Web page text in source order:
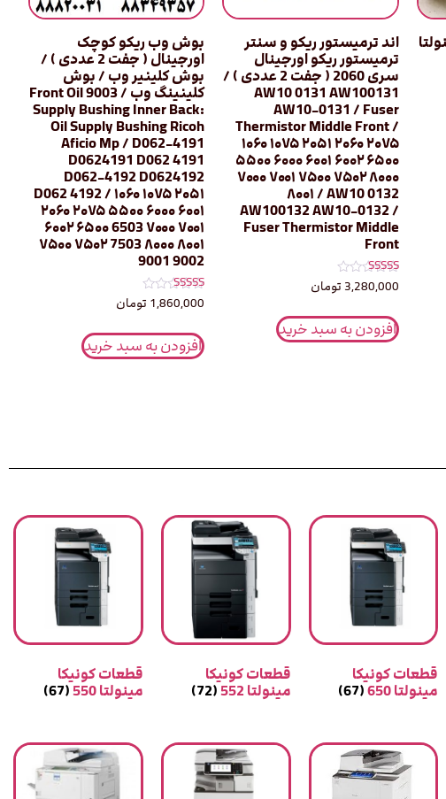
اند ترمیستور ریکو و سنتر
ترمیستور ریکو اورجینال
سری 2060 ( جفت 2 عددی ) /
AW10 0131 AW100131
AW10-0131 / Fuser
Thermistor Middle Front /
۱۰۶۰ ۱۰۷۵ ۲۰۵۱ ۲۰۶۰ ۲۰۷۵
۵۵۰۰ ۶۰۰۰ ۶۰۰۱ ۶۰۰۲ ۶۵۰۰
۷۰۰۰ ۷۰۰۱ ۷۵۰۰ ۷۵۰۲ ۸۰۰۰
۸۰۰۱ / AW10 0132
AW100132 AW10-0132 /
Fuser Thermistor Middle
Front
نمره
5.00
3,280,000 تومان
افزودن به سبد خرید
بوش وب ریکو کوچک
اورجینال ( جفت 2 عددی ) /
بوش کلینیر وب / بوش
کلینینگ وب / 9003 Front Oil
Supply Bushing Inner Back:
Oil Supply Bushing Ricoh
Aficio Mp / D062-4191
D0624191 D062 4191
D062-4192 D0624192
D062 4192 / ۱۰۶۰ ۱۰۷۵ ۲۰۵۱
۲۰۶۰ ۲۰۷۵ ۵۵۰۰ ۶۰۰۰ ۶۰۰۱
۶۰۰۲ ۶۵۰۰ 6503 ۷۰۰۰ ۷۰۰۱
۷۵۰۰ ۷۵۰۲ 7503 ۸۰۰۰ ۸۰۰۱
9001 9002
نمره
5.00
1,860,000 تومان
افزودن به سبد خرید
قطعات کونیکا
مینولتا 650 (67)
قطعات کونیکا
مینولتا 552 (72)
قطعات کونیکا
مینولتا 550 (67)